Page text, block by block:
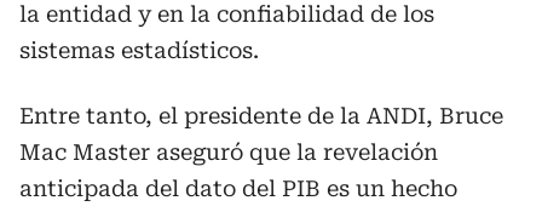
la entidad y en la confiabilidad de los
sistemas estadísticos.
Entre tanto, el presidente de la ANDI, Bruce
Mac Master aseguró que la revelación
anticipada del dato del PIB es un hecho